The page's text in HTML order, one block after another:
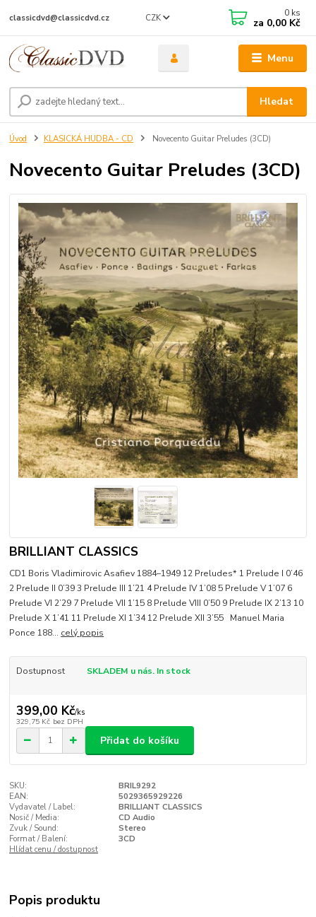
Menu
CZK
Hledat
classicdvd@classicdvd.cz 0 ks
za 0,00 Kč
Úvod KLASICKÁ HUDBA - CD Novecento Guitar Preludes (3CD)
Novecento Guitar Preludes (3CD)
BRILLIANT CLASSICS
CD1 Boris Vladimirovic Asafiev 1884–1949 12 Preludes* 1 Prelude I 0’46
2 Prelude II 0’39 3 Prelude III 1’21 4 Prelude IV 1’08 5 Prelude V 1’07 6
Prelude VI 2’29 7 Prelude VII 1’15 8 Prelude VIII 0’50 9 Prelude IX 2’13 10
Prelude X 1’41 11 Prelude XI 1’34 12 Prelude XII 3’55 Manuel Maria
Ponce 188... celý popis
Dostupnost SKLADEM u nás. In stock
399,00 Kč/ks
329,75 Kč bez DPH
Přidat do košíku
SKU:
BRIL9292
EAN:
5029365929226
Vydavatel / Label:
BRILLIANT CLASSICS
Nosič / Media:
CD Audio
Zvuk / Sound:
Stereo
Format / Balení:
3CD
Hlídat cenu / dostupnost
Popis produktu